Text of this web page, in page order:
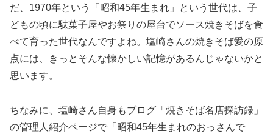
だ、1970年という「昭和45年生まれ」という世代は、子
どもの頃に駄菓子屋やお祭りの屋台でソース焼きそばを食
べて育った世代なんですよね。塩崎さんの焼きそば愛の原
点には、きっとそんな懐かしい記憶があるんじゃないかと
思います。
ちなみに、塩崎さん自身もブログ「焼きそば名店探訪録」
の管理人紹介ページで「昭和45年生まれのおっさんで